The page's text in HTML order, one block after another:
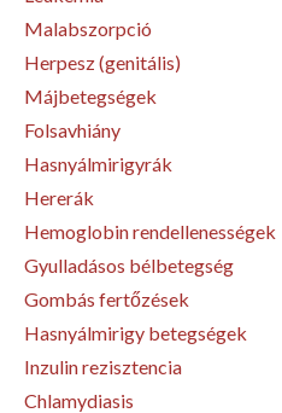
Malabszorpció
Herpesz (genitális)
Májbetegségek
Folsavhiány
Hasnyálmirigyrák
Hererák
Hemoglobin rendellenességek
Gyulladásos bélbetegség
Gombás fertőzések
Hasnyálmirigy betegségek
Inzulin rezisztencia
Chlamydiasis